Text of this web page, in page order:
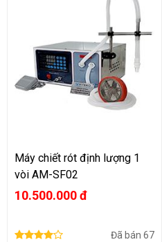
Máy chiết rót định lượng 1
vòi AM-SF02
10.500.000 đ
Đã bán 67